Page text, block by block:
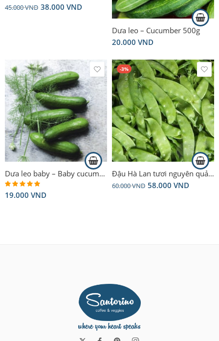
Rated5.00
out of 5
45.000VND 38.000 VND
Dưa leo – Cucumber 500g
20.000 VND
Dưa leo baby – Baby cucumber 250g
Rated5.00
out of 5
19.000 VND
-3%
Đậu Hà Lan tươi nguyên quả – Young Snow Peas – 300g
60.000VND 58.000 VND